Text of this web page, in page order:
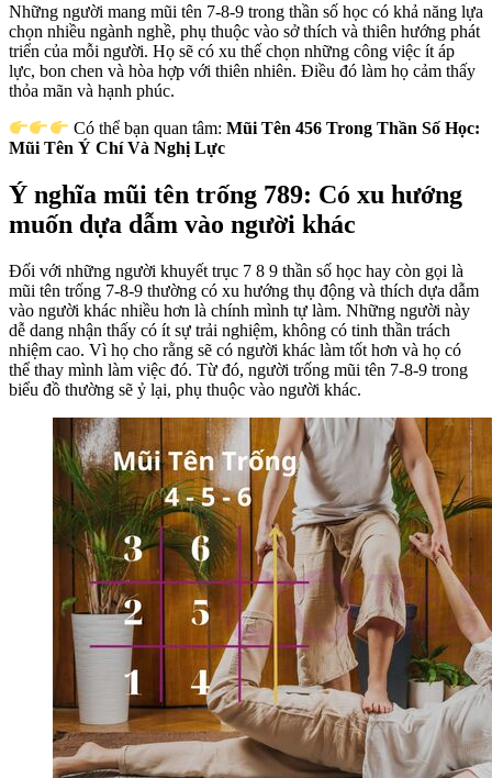
Những người mang mũi tên 7-8-9 trong thần số học có khả năng lựa
chọn nhiều ngành nghề, phụ thuộc vào sở thích và thiên hướng phát
triển của mỗi người. Họ sẽ có xu thế chọn những công việc ít áp
lực, bon chen và hòa hợp với thiên nhiên. Điều đó làm họ cảm thấy
thỏa mãn và hạnh phúc.
Có thể bạn quan tâm: Mũi Tên 456 Trong Thần Số Học:
Mũi Tên Ý Chí Và Nghị Lực
Ý nghĩa mũi tên trống 789: Có xu hướng
muốn dựa dẫm vào người khác
Đối với những người khuyết trục 7 8 9 thần số học hay còn gọi là
mũi tên trống 7-8-9 thường có xu hướng thụ động và thích dựa dẫm
vào người khác nhiều hơn là chính mình tự làm. Những người này
dễ dang nhận thấy có ít sự trải nghiệm, không có tinh thần trách
nhiệm cao. Vì họ cho rằng sẽ có người khác làm tốt hơn và họ có
thể thay mình làm việc đó. Từ đó, người trống mũi tên 7-8-9 trong
biểu đồ thường sẽ ỷ lại, phụ thuộc vào người khác.